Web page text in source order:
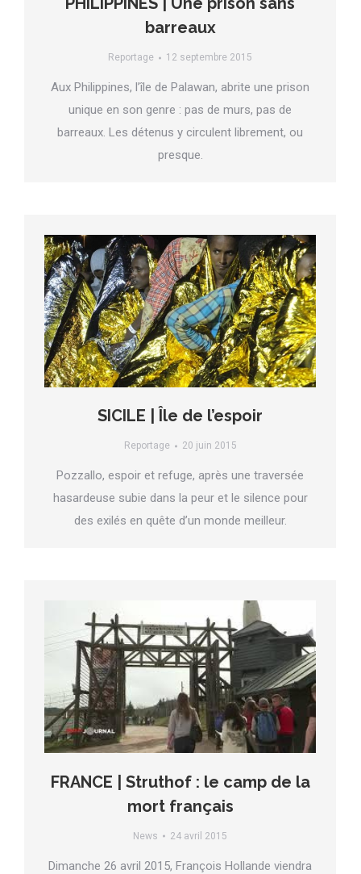
barreaux
Reportage 12 septembre 2015
Aux Philippines, l’île de Palawan, abrite une prison
unique en son genre : pas de murs, pas de
barreaux. Les détenus y circulent librement, ou
presque.
SICILE | Île de l’espoir
Reportage 20 juin 2015
Pozzallo, espoir et refuge, après une traversée
hasardeuse subie dans la peur et le silence pour
des exilés en quête d’un monde meilleur.
FRANCE | Struthof : le camp de la
mort français
News 24 avril 2015
Dimanche 26 avril 2015, François Hollande viendra